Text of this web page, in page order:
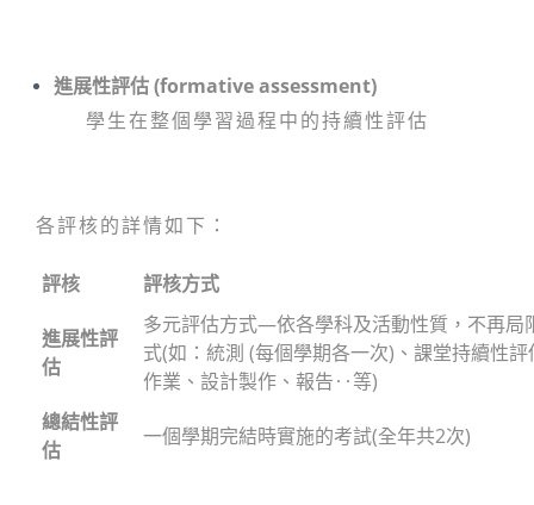
進展性評估 (formative assessment)
學生在整個學習過程中的持續性評估
各評核的詳情如下：
評核 評核方式
進展性評
估
多元評估方式—依各學科及活動性質，不再局
式(如：統測 (每個學期各一次)、課堂持續性
作業、設計製作、報告‥等)
總結性評
估
一個學期完結時實施的考試(全年共2次)